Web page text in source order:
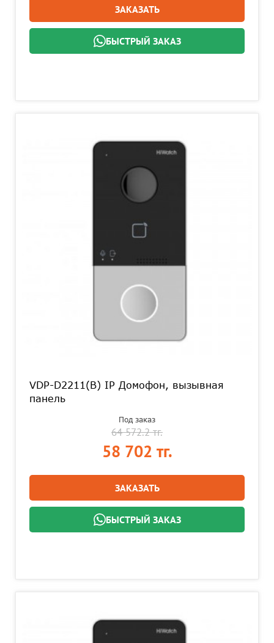
ЗАКАЗАТЬ
БЫСТРЫЙ ЗАКАЗ
VDP-D2211(B) IP Домофон, вызывная
панель
Под заказ
64 572.2 тг.
58 702 тг.
ЗАКАЗАТЬ
БЫСТРЫЙ ЗАКАЗ